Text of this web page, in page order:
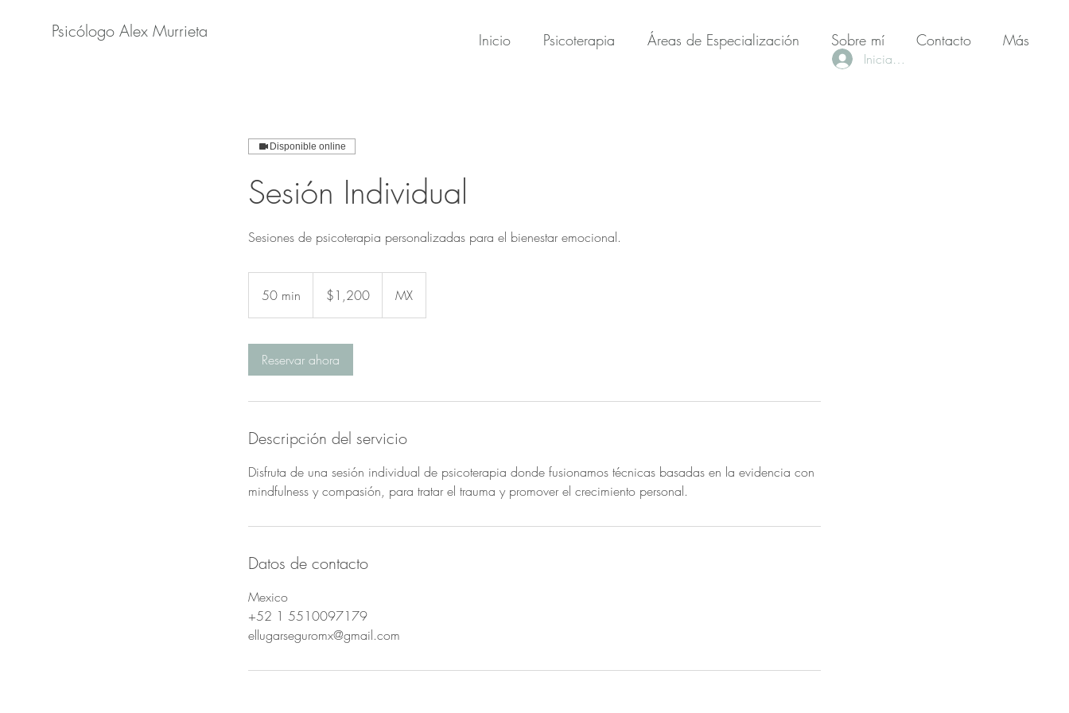
Psicólogo Alex Murrieta Inicio Psicoterapia Áreas de Especialización Sobre mí Contacto Más
Iniciar sesión
Disponible online
Sesión Individual
Sesiones de psicoterapia personalizadas para el bienestar emocional.
50 min
0
i
mexicanos
$1,200 MX
Reservar ahora
Descripción del servicio
Disfruta de una sesión individual de psicoterapia donde fusionamos técnicas basadas en la evidencia con
mindfulness y compasión, para tratar el trauma y promover el crecimiento personal.
Datos de contacto
Mexico
+52 1 5510097179
ellugarseguromx@gmail.com